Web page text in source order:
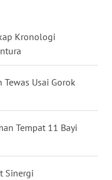
Kronologi
Usai Gorok
Tempat 11 Bayi
Sinergi